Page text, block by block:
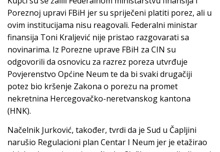
Poreznoj upravi FBiH jer su spriječeni platiti porez, ali u
ovim institucijama nisu reagovali. Federalni ministar
finansija Toni Kraljević nije pristao razgovarati sa
novinarima. Iz Porezne uprave FBiH za CIN su
odgovorili da osnovicu za razrez poreza utvrđuje
Povjerenstvo Općine Neum te da bi svaki drugačiji
potez bio kršenje Zakona o porezu na promet
nekretnina Hercegovačko-neretvanskog kantona
(HNK).
Načelnik Jurković, također, tvrdi da je Sud u Čapljini
narušio Regulacioni plan Centar I Neum jer je etažirao